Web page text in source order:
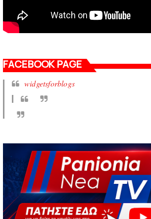
FACEBOOK PAGE
widgetsforblogs